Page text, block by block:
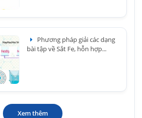
Phương pháp giải các dạng
bài tập về Sắt Fe, hỗn hợp...
Xem thêm